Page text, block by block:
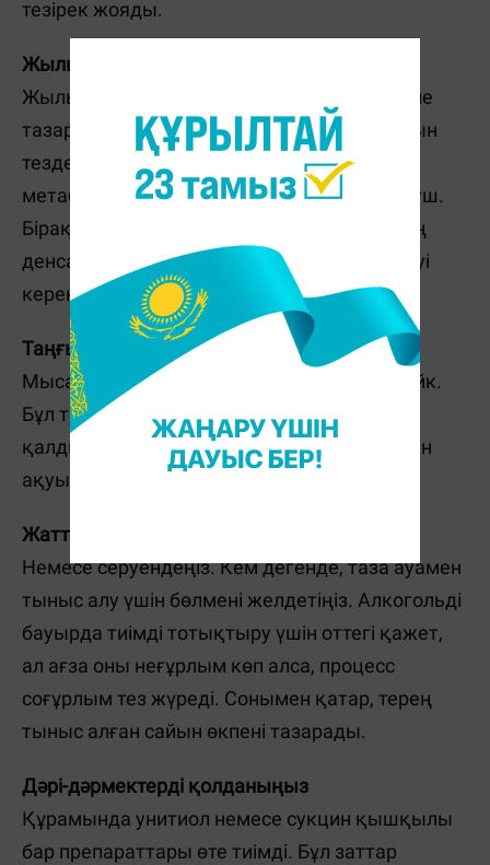
тезірек жояды.
Жылы душ қабылдаңыз
Жылы су терідегі ауа тесіктерін ашады және
тазартады, осылайша токсиндердің шығуын
тездетеді. Неғұрлым тиімді нұсқа — бұл
метаболизмді жақсартатын контрастты душ.
Бірақ оған жүрек-қан тамырлары жүйесінің
денсаулығына сенімді адамдар ғана жүгінуі
керек.
Таңғы асты дұрыс ішіңіз
Мысалы, жұмыртқа немесе майсыз ет стейк.
Бұл тағамдар бауырға этил спиртінің
қалдықтарын тезірек өңдеуге көмектесетін
ақуызға бай.
Жаттығу жасаңыз
Немесе серуендеңіз. Кем дегенде, таза ауамен
тыныс алу үшін бөлмені желдетіңіз. Алкогольді
бауырда тиімді тотықтыру үшін оттегі қажет,
ал ағза оны неғұрлым көп алса, процесс
соғұрлым тез жүреді. Сонымен қатар, терең
тыныс алған сайын өкпені тазарады.
Дәрі-дәрмектерді қолданыңыз
Құрамында унитиол немесе сукцин қышқылы
бар препараттары өте тиімді. Бұл заттар